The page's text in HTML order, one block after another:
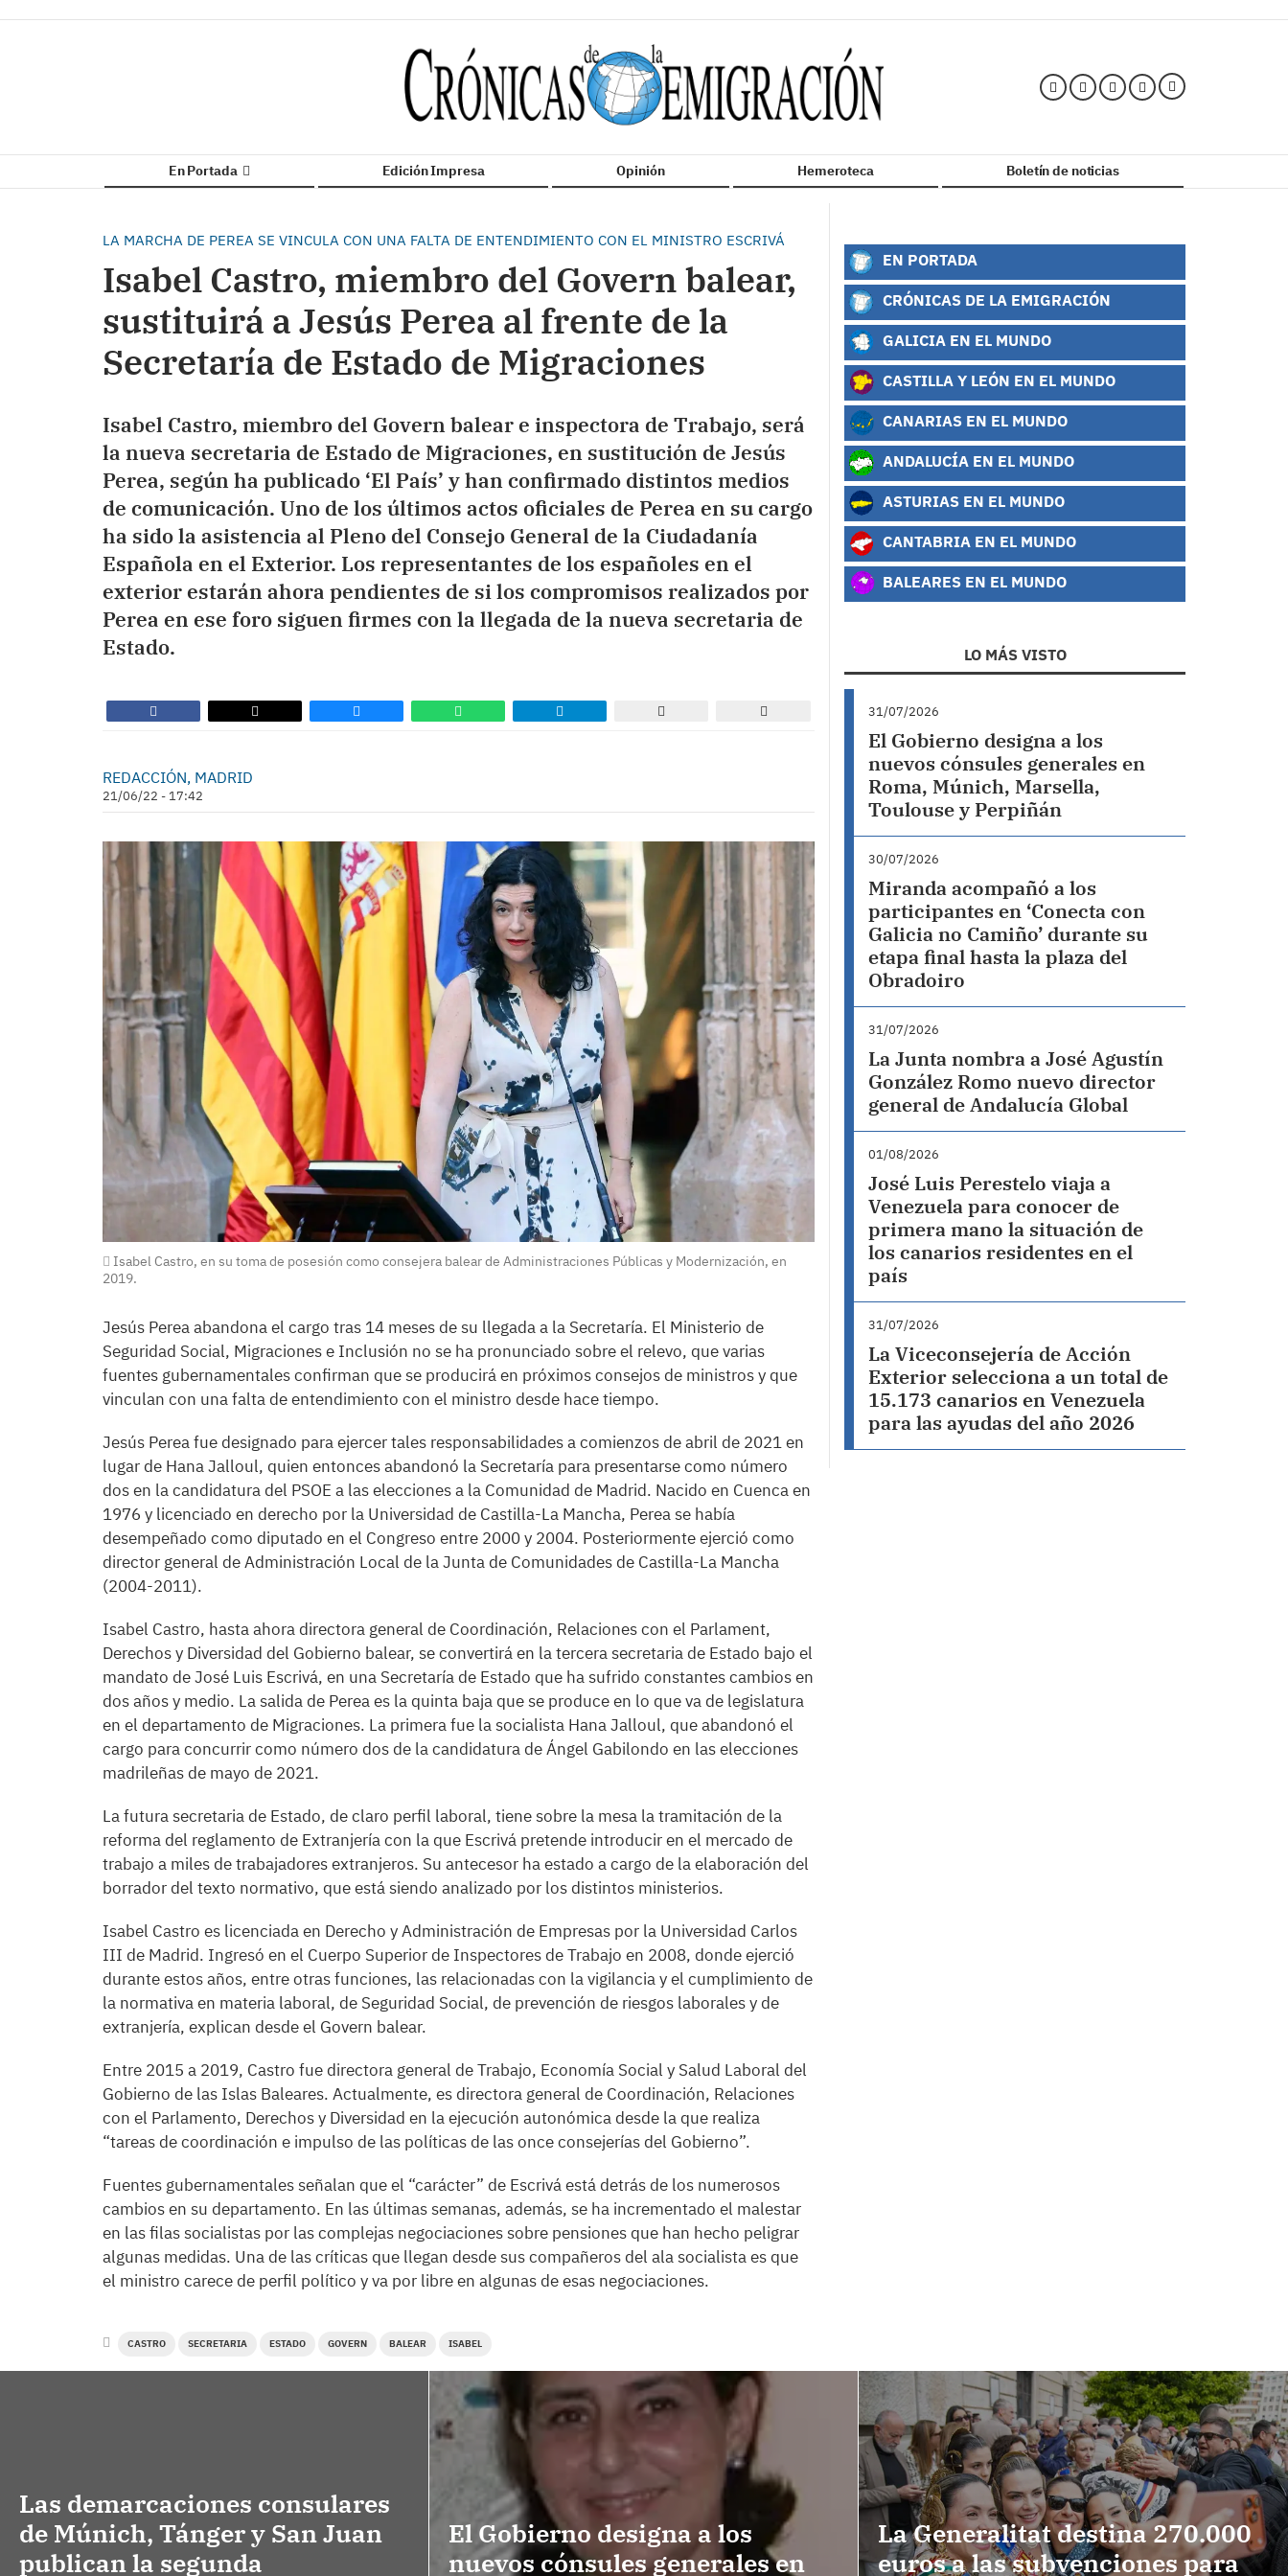
En Portada Edición Impresa Opinión Hemeroteca Boletín de noticias
LA MARCHA DE PEREA SE VINCULA CON UNA FALTA DE ENTENDIMIENTO CON EL MINISTRO ESCRIVÁ
Isabel Castro, miembro del Govern balear,
sustituirá a Jesús Perea al frente de la
Secretaría de Estado de Migraciones
Isabel Castro, miembro del Govern balear e inspectora de Trabajo, será
la nueva secretaria de Estado de Migraciones, en sustitución de Jesús
Perea, según ha publicado ‘El País’ y han confirmado distintos medios
de comunicación. Uno de los últimos actos oficiales de Perea en su cargo
ha sido la asistencia al Pleno del Consejo General de la Ciudadanía
Española en el Exterior. Los representantes de los españoles en el
exterior estarán ahora pendientes de si los compromisos realizados por
Perea en ese foro siguen firmes con la llegada de la nueva secretaria de
Estado.
REDACCIÓN, MADRID
21/06/22 - 17:42
Isabel Castro, en su toma de posesión como consejera balear de Administraciones Públicas y Modernización, en
2019.
Jesús Perea abandona el cargo tras 14 meses de su llegada a la Secretaría. El Ministerio de
Seguridad Social, Migraciones e Inclusión no se ha pronunciado sobre el relevo, que varias
fuentes gubernamentales confirman que se producirá en próximos consejos de ministros y que
vinculan con una falta de entendimiento con el ministro desde hace tiempo.
Jesús Perea fue designado para ejercer tales responsabilidades a comienzos de abril de 2021 en
lugar de Hana Jalloul, quien entonces abandonó la Secretaría para presentarse como número
dos en la candidatura del PSOE a las elecciones a la Comunidad de Madrid. Nacido en Cuenca en
1976 y licenciado en derecho por la Universidad de Castilla-La Mancha, Perea se había
desempeñado como diputado en el Congreso entre 2000 y 2004. Posteriormente ejerció como
director general de Administración Local de la Junta de Comunidades de Castilla-La Mancha
(2004-2011).
Isabel Castro, hasta ahora directora general de Coordinación, Relaciones con el Parlament,
Derechos y Diversidad del Gobierno balear, se convertirá en la tercera secretaria de Estado bajo el
mandato de José Luis Escrivá, en una Secretaría de Estado que ha sufrido constantes cambios en
dos años y medio. La salida de Perea es la quinta baja que se produce en lo que va de legislatura
en el departamento de Migraciones. La primera fue la socialista Hana Jalloul, que abandonó el
cargo para concurrir como número dos de la candidatura de Ángel Gabilondo en las elecciones
madrileñas de mayo de 2021.
La futura secretaria de Estado, de claro perfil laboral, tiene sobre la mesa la tramitación de la
reforma del reglamento de Extranjería con la que Escrivá pretende introducir en el mercado de
trabajo a miles de trabajadores extranjeros. Su antecesor ha estado a cargo de la elaboración del
borrador del texto normativo, que está siendo analizado por los distintos ministerios.
Isabel Castro es licenciada en Derecho y Administración de Empresas por la Universidad Carlos
III de Madrid. Ingresó en el Cuerpo Superior de Inspectores de Trabajo en 2008, donde ejerció
durante estos años, entre otras funciones, las relacionadas con la vigilancia y el cumplimiento de
la normativa en materia laboral, de Seguridad Social, de prevención de riesgos laborales y de
extranjería, explican desde el Govern balear.
Entre 2015 a 2019, Castro fue directora general de Trabajo, Economía Social y Salud Laboral del
Gobierno de las Islas Baleares. Actualmente, es directora general de Coordinación, Relaciones
con el Parlamento, Derechos y Diversidad en la ejecución autonómica desde la que realiza
“tareas de coordinación e impulso de las políticas de las once consejerías del Gobierno”.
Fuentes gubernamentales señalan que el “carácter” de Escrivá está detrás de los numerosos
cambios en su departamento. En las últimas semanas, además, se ha incrementado el malestar
en las filas socialistas por las complejas negociaciones sobre pensiones que han hecho peligrar
algunas medidas. Una de las críticas que llegan desde sus compañeros del ala socialista es que
el ministro carece de perfil político y va por libre en algunas de esas negociaciones.
CASTRO SECRETARIA ESTADO GOVERN BALEAR ISABEL
EN PORTADA
CRÓNICAS DE LA EMIGRACIÓN
GALICIA EN EL MUNDO
CASTILLA Y LEÓN EN EL MUNDO
CANARIAS EN EL MUNDO
ANDALUCÍA EN EL MUNDO
ASTURIAS EN EL MUNDO
CANTABRIA EN EL MUNDO
BALEARES EN EL MUNDO
LO MÁS VISTO
31/07/2026
El Gobierno designa a los
nuevos cónsules generales en
Roma, Múnich, Marsella,
Toulouse y Perpiñán
30/07/2026
Miranda acompañó a los
participantes en ‘Conecta con
Galicia no Camiño’ durante su
etapa final hasta la plaza del
Obradoiro
31/07/2026
La Junta nombra a José Agustín
González Romo nuevo director
general de Andalucía Global
01/08/2026
José Luis Perestelo viaja a
Venezuela para conocer de
primera mano la situación de
los canarios residentes en el
país
31/07/2026
La Viceconsejería de Acción
Exterior selecciona a un total de
15.173 canarios en Venezuela
para las ayudas del año 2026
Las demarcaciones consulares
de Múnich, Tánger y San Juan
publican la segunda
El Gobierno designa a los
nuevos cónsules generales en
La Generalitat destina 270.000
euros a las subvenciones para